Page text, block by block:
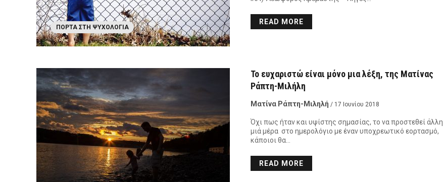
ΠΌΡΤΑ ΣΤΗ ΨΥΧΟΛΟΓΊΑ
READ MORE
To ευχαριστώ είναι μόνο μια λέξη, της Ματίνας
Ράπτη-Μιλήλη
Ματίνα Ράπτη-Μιληλή / 17 Ιουνίου 2018
Όχι πως ήταν και υψίστης σημασίας, το να προστεθεί άλλη
μιά μέρα στο ημερολόγιο με έναν υποχρεωτικό εορτασμό,
κάποιοι θα…
READ MORE